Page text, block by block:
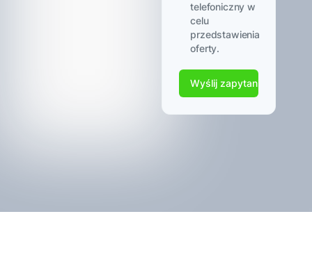
telefoniczny w
celu
przedstawienia
oferty.